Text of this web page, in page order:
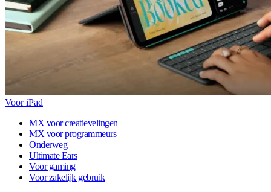
Voor iPad
MX voor creatievelingen
MX voor programmeurs
Onderweg
Ultimate Ears
Voor gaming
Voor zakelijk gebruik